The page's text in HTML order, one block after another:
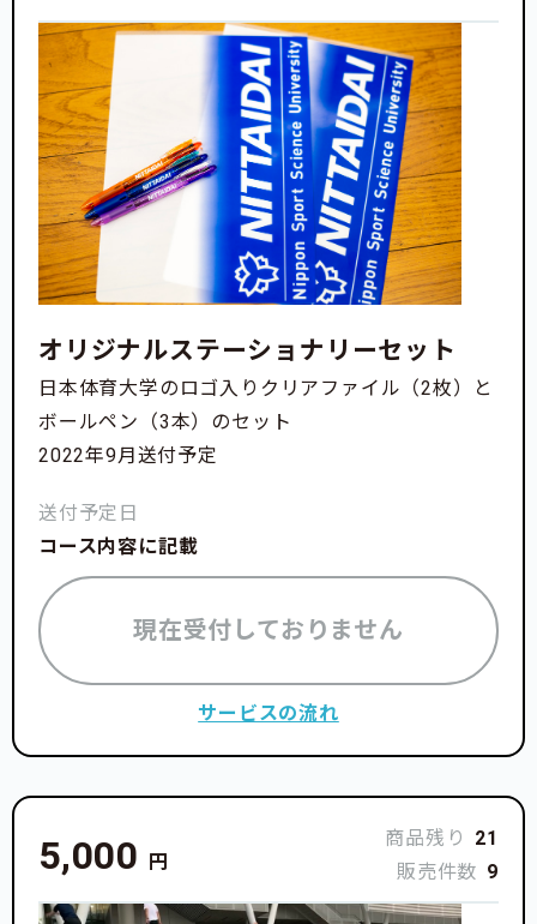
オリジナルステーショナリーセット
日本体育大学のロゴ入りクリアファイル（2枚）と
ボールペン（3本）のセット
2022年9月送付予定
送付予定日
コース内容に記載
現在受付しておりません
サービスの流れ
5,000 円
商品残り
21
販売件数 9